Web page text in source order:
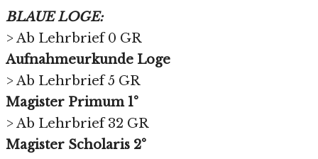
BLAUE LOGE:
> Ab Lehrbrief 0 GR
Aufnahmeurkunde Loge
> Ab Lehrbrief 5 GR
Magister Primum 1°
> Ab Lehrbrief 32 GR
Magister Scholaris 2°